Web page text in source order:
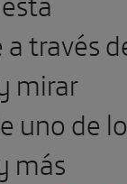
través
mirar
uno de
más